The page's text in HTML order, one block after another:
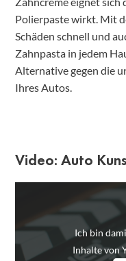
Polierpaste wirkt. Mit
Schäden schnell und
Zahnpasta in jedem
Alternative gegen die
Ihres Autos.
Video: Auto
Ich bin
Inhalte von